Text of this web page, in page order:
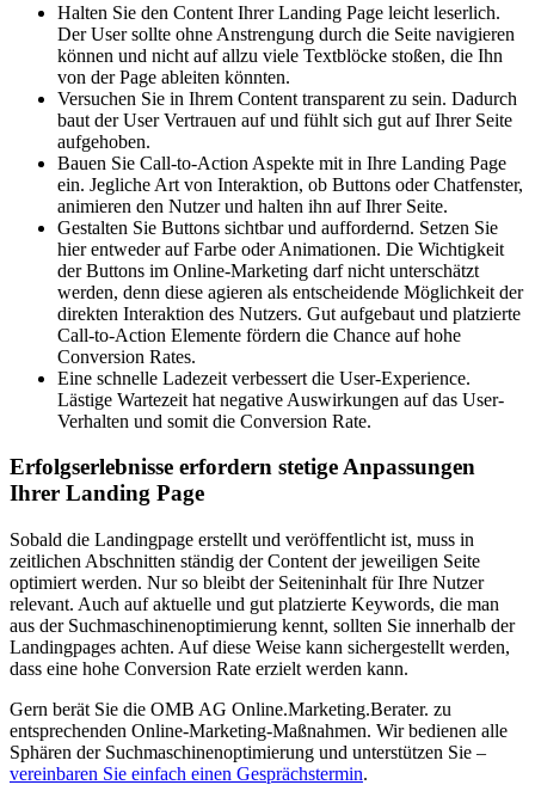
Halten Sie den Content Ihrer Landing Page leicht leserlich.
Der User sollte ohne Anstrengung durch die Seite navigieren
können und nicht auf allzu viele Textblöcke stoßen, die Ihn
von der Page ableiten könnten.
Versuchen Sie in Ihrem Content transparent zu sein. Dadurch
baut der User Vertrauen auf und fühlt sich gut auf Ihrer Seite
aufgehoben.
Bauen Sie Call-to-Action Aspekte mit in Ihre Landing Page
ein. Jegliche Art von Interaktion, ob Buttons oder Chatfenster,
animieren den Nutzer und halten ihn auf Ihrer Seite.
Gestalten Sie Buttons sichtbar und auffordernd. Setzen Sie
hier entweder auf Farbe oder Animationen. Die Wichtigkeit
der Buttons im Online-Marketing darf nicht unterschätzt
werden, denn diese agieren als entscheidende Möglichkeit der
direkten Interaktion des Nutzers. Gut aufgebaut und platzierte
Call-to-Action Elemente fördern die Chance auf hohe
Conversion Rates.
Eine schnelle Ladezeit verbessert die User-Experience.
Lästige Wartezeit hat negative Auswirkungen auf das User-
Verhalten und somit die Conversion Rate.
Erfolgserlebnisse erfordern stetige Anpassungen
Ihrer Landing Page
Sobald die Landingpage erstellt und veröffentlicht ist, muss in
zeitlichen Abschnitten ständig der Content der jeweiligen Seite
optimiert werden. Nur so bleibt der Seiteninhalt für Ihre Nutzer
relevant. Auch auf aktuelle und gut platzierte Keywords, die man
aus der Suchmaschinenoptimierung kennt, sollten Sie innerhalb der
Landingpages achten. Auf diese Weise kann sichergestellt werden,
dass eine hohe Conversion Rate erzielt werden kann.
Gern berät Sie die OMB AG Online.Marketing.Berater. zu
entsprechenden Online-Marketing-Maßnahmen. Wir bedienen alle
Sphären der Suchmaschinenoptimierung und unterstützen Sie –
vereinbaren Sie einfach einen Gesprächstermin.